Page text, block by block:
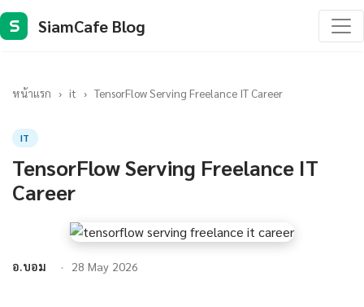
S SiamCafe Blog
หน้าแรก › it › TensorFlow Serving Freelance IT Career
IT
TensorFlow Serving Freelance IT
Career
อ.บอม 28 May 2026